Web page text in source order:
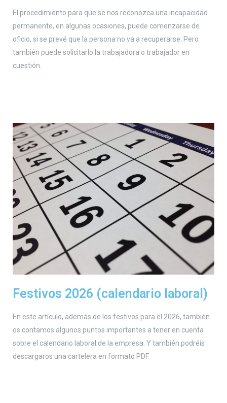
El procedimiento para que se nos reconozca una incapacidad
permanente, en algunas ocasiones, puede comenzarse de
oficio, si se prevé que la persona no va a recuperarse. Pero
también puede solicitarlo la trabajadora o trabajador en
cuestión.
Festivos 2026 (calendario laboral)
En este artículo, además de los festivos para el 2026, también
os contamos algunos puntos importantes a tener en cuenta
sobre el calendario laboral de la empresa. Y también podréis
descargaros una cartelera en formato PDF.